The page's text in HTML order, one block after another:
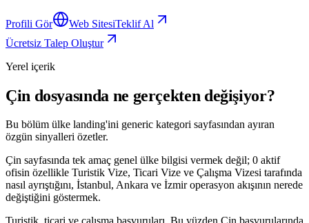
Profili Gör Web SitesiTeklif Al
Ücretsiz Talep Oluştur
Yerel içerik
Çin dosyasında ne gerçekten değişiyor?
Bu bölüm ülke landing'ini generic kategori sayfasından ayıran
özgün sinyalleri özetler.
Çin sayfasında tek amaç genel ülke bilgisi vermek değil; 0 aktif
ofisin özellikle Turistik Vize, Ticari Vize ve Çalışma Vizesi tarafında
nasıl ayrıştığını, İstanbul, Ankara ve İzmir operasyon akışının nerede
değiştiğini göstermek.